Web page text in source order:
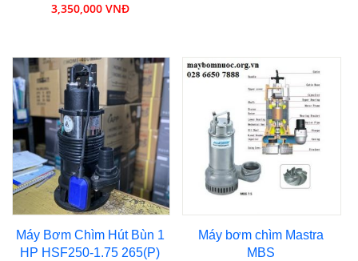
3,350,000 VNĐ
Máy Bơm Chìm Hút Bùn 1
HP HSF250-1.75 265(P)
Máy bơm chìm Mastra
MBS